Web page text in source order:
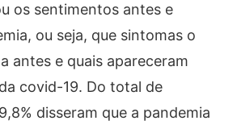
os sentimentos antes e
ou seja, que sintomas o
antes e quais apareceram
covid-19. Do total de
disseram que a pandemia